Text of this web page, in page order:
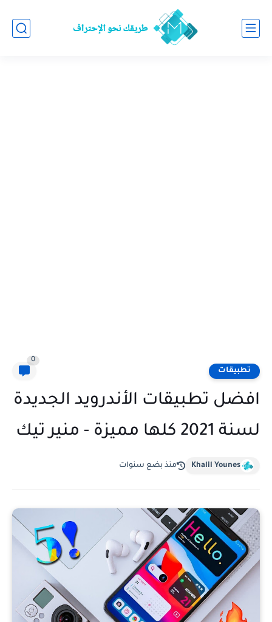
تطبيقات
0
افضل تطبيقات الأندرويد الجديدة
لسنة 2021 كلها مميزة - منير تيك
Khalil Younes منذ بضع سنوات